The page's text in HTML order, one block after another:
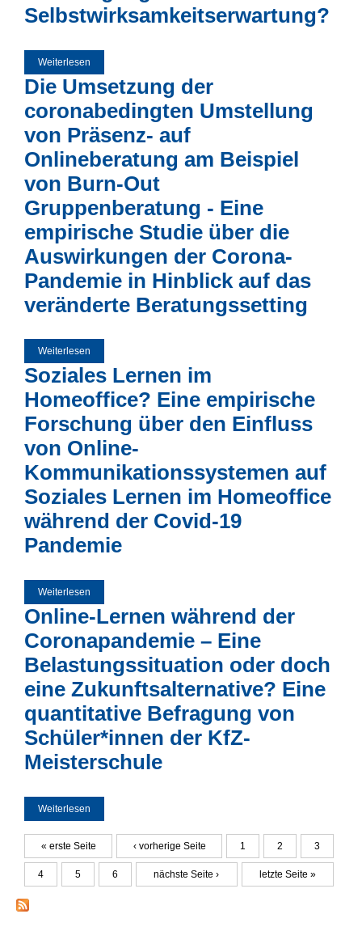
Selbstwirksamkeitserwartung?
Weiterlesen
die Selbstwirksamkeitserwartung?
Die Umsetzung der
coronabedingten Umstellung
von Präsenz- auf
Onlineberatung am Beispiel
von Burn-Out
Gruppenberatung - Eine
empirische Studie über die
Auswirkungen der Corona-
Pandemie in Hinblick auf das
veränderte Beratungssetting
Weiterlesen
Präsenz- auf Onlineberatung am Beispiel von Burn-Out
Gruppenberatung - Eine empirische Studie über die
Auswirkungen der Corona-Pandemie in Hinblick auf das
veränderte Beratungssetting
Soziales Lernen im
Homeoffice? Eine empirische
Forschung über den Einfluss
von Online-
Kommunikationssystemen auf
Soziales Lernen im Homeoffice
während der Covid-19
Pandemie
Weiterlesen
Forschung über den Einfluss von Online-
Kommunikationssystemen auf Soziales Lernen im
Homeoffice während der Covid-19 Pandemie
Online-Lernen während der
Coronapandemie – Eine
Belastungssituation oder doch
eine Zukunftsalternative? Eine
quantitative Befragung von
Schüler*innen der KfZ-
Meisterschule
Weiterlesen
Belastungssituation oder doch eine Zukunftsalternative?
Meisterschule
Seiten
« erste Seite ‹ vorherige Seite 1 2 3
4 5 6 nächste Seite › letzte Seite »